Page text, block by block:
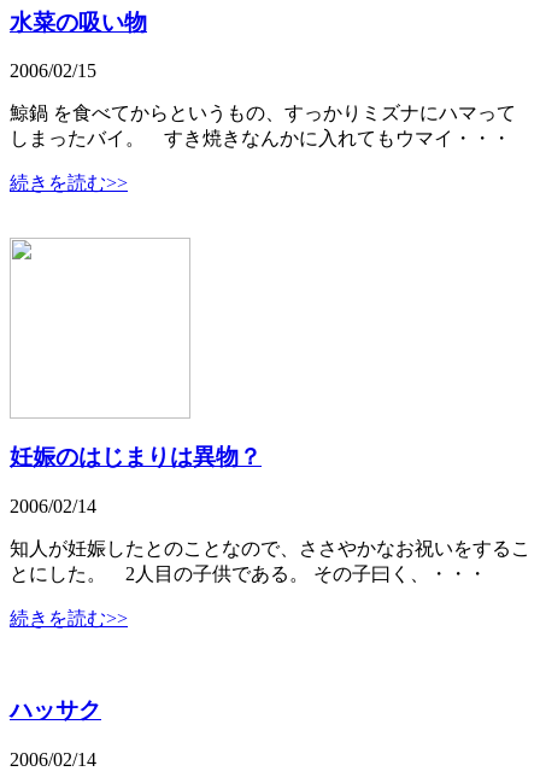
水菜の吸い物
2006/02/15
鯨鍋 を食べてからというもの、すっかりミズナにハマって
しまったバイ。 すき焼きなんかに入れてもウマイ・・・
続きを読む>>
妊娠のはじまりは異物？
2006/02/14
知人が妊娠したとのことなので、ささやかなお祝いをするこ
とにした。 2人目の子供である。 その子曰く、・・・
続きを読む>>
ハッサク
2006/02/14